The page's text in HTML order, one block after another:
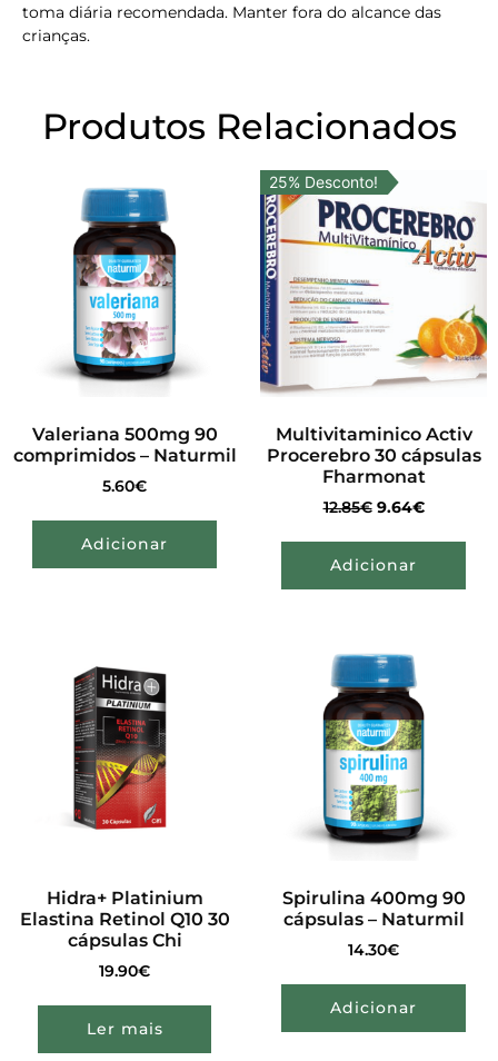
toma diária recomendada. Manter fora do alcance das
crianças.
Produtos Relacionados
Valeriana 500mg 90
comprimidos – Naturmil
5.60€
Adicionar
25% Desconto!
Multivitaminico Activ
Procerebro 30 cápsulas
Fharmonat
12.85€ 9.64€
Adicionar
Hidra+ Platinium
Elastina Retinol Q10 30
cápsulas Chi
19.90€
Ler mais
Spirulina 400mg 90
cápsulas – Naturmil
14.30€
Adicionar